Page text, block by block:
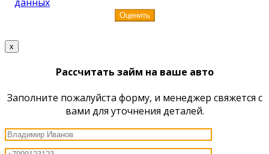
x
Рассчитать займ на ваше авто
Заполните пожалуйста форму, и менеджер свяжется с
вами для уточнения деталей.